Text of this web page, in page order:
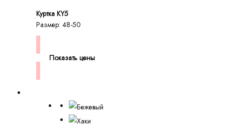
Куртка KY5
Размер: 48-50
Показать цены